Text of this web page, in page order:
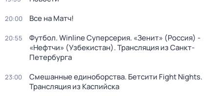
20:00 Все на Матч!
20:55
Футбол. Winline Суперсерия. «Зенит» (Россия) -
«Нефтчи» (Узбекистан). Трансляция из Санкт-
Петербурга
23:00
Смешанные единоборства. Бетсити Fight Nights.
Трансляция из Каспийска